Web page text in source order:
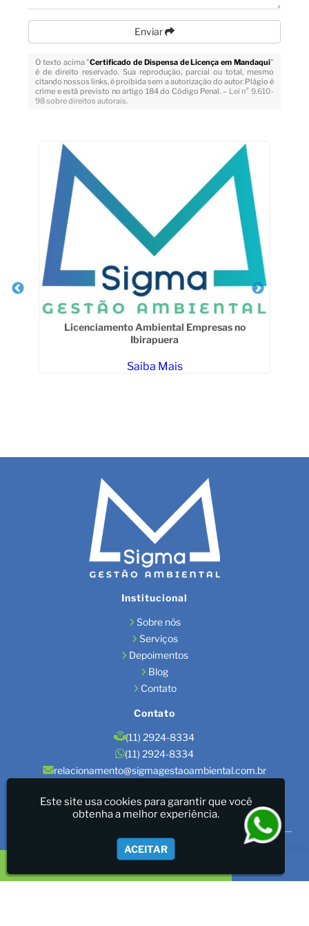
Enviar
O texto acima "Certificado de Dispensa de Licença em Mandaqui"
é de direito reservado. Sua reprodução, parcial ou total, mesmo
citando nossos links, é proibida sem a autorização do autor. Plágio é
crime e está previsto no artigo 184 do Código Penal. – Lei n° 9.610-
98 sobre direitos autorais.
Licenciamento Ambiental Empresas no
Ibirapuera
Saiba Mais
Institucional
Sobre nós
Serviços
Depoimentos
Blog
Contato
Contato
(11) 2924-8334
(11) 2924-8334
relacionamento@sigmagestaoambiental.com.br
Localização
São Paulo / SP
Sigma Gestão Ambiental - LICENÇAS AMBIENTAIS/GESTÃO
DE RESÍDUOS/LAUDOS
Este site usa cookies para garantir que você
obtenha a melhor experiência.
ACEITAR